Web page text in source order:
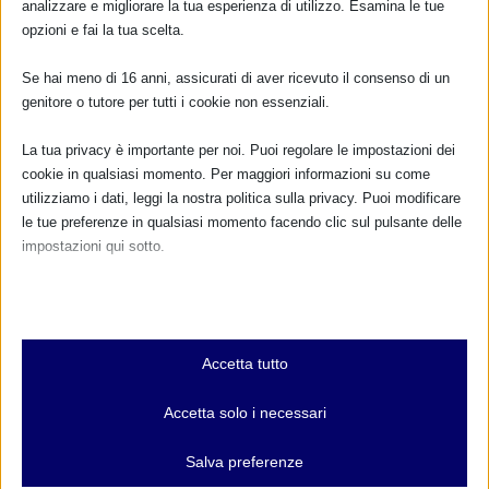
FARMACI IN ALLATTAMENTO E
GRAVIDANZA
NUMERO VERDE GRATUITO
... oppure inserisci i tuoi dati:
analizzare e migliorare la tua esperienza di utilizzo. Esamina le tue
opzioni e fai la tua scelta.
Se hai meno di 16 anni, assicurati di aver ricevuto il consenso di un
genitore o tutore per tutti i cookie non essenziali.
La tua privacy è importante per noi. Puoi regolare le impostazioni dei
cookie in qualsiasi momento. Per maggiori informazioni su come
utilizziamo i dati, leggi la nostra politica sulla privacy. Puoi modificare
le tue preferenze in qualsiasi momento facendo clic sul pulsante delle
impostazioni qui sotto.
Essenziali
I cookie e i servizi essenziali abilitano le funzioni di base e sono
e servizi non richiedono il consenso dell'utente secondo il GDPR.
Analitici
Accetta tutto
Accetta solo i necessari
Salva preferenze